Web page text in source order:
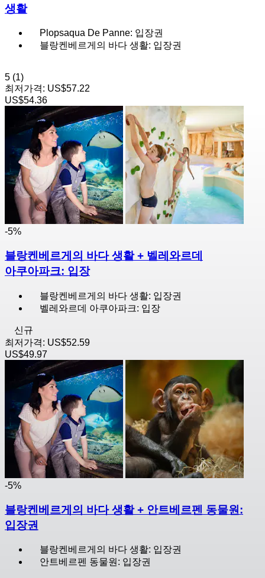
생활
Plopsaqua De Panne: 입장권
블랑켄베르게의 바다 생활: 입장권
5 (1)
최저가격: US$57.22
US$54.36
-5%
블랑켄베르게의 바다 생활 + 벨레와르데
아쿠아파크: 입장
블랑켄베르게의 바다 생활: 입장권
벨레와르데 아쿠아파크: 입장
신규
최저가격: US$52.59
US$49.97
-5%
블랑켄베르게의 바다 생활 + 안트베르펜 동물원:
입장권
블랑켄베르게의 바다 생활: 입장권
안트베르펜 동물원: 입장권